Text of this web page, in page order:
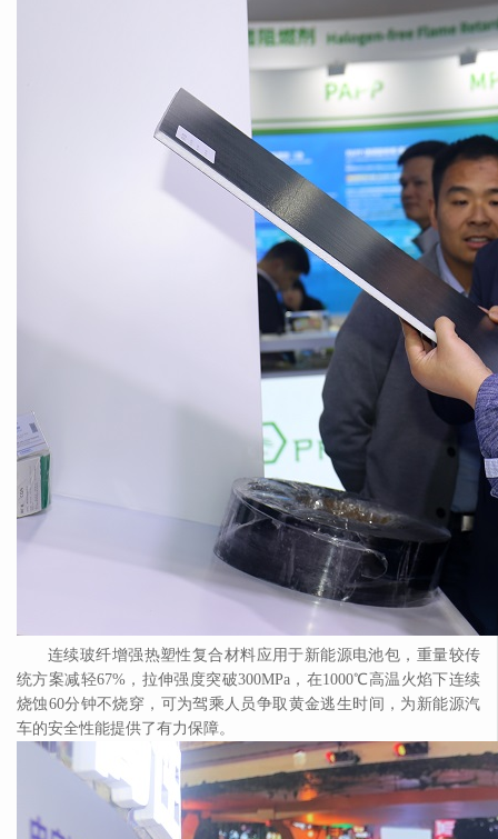
连续玻纤增强热塑性复合材料应用于新能源电池包，重量较传
统方案减轻67%，拉伸强度突破300MPa，在1000℃高温火焰下连续
烧蚀60分钟不烧穿，可为驾乘人员争取黄金逃生时间，为新能源汽
车的安全性能提供了有力保障。